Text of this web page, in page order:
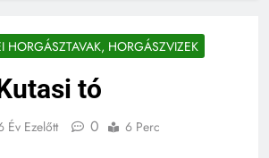
HORGÁSZTAVAK, HORGÁSZVIZEK
tó
Év Ezelőtt 0 6 Perc